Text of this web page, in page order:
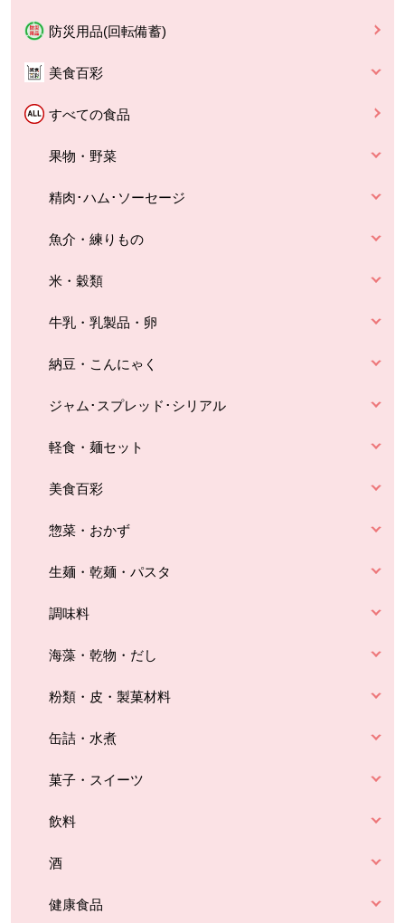
防災用品(回転備蓄)
美食百彩
すべての食品
果物・野菜
精肉･ハム･ソーセージ
魚介・練りもの
米・穀類
牛乳・乳製品・卵
納豆・こんにゃく
ジャム･スプレッド･シリアル
軽食・麺セット
美食百彩
惣菜・おかず
生麺・乾麺・パスタ
調味料
海藻・乾物・だし
粉類・皮・製菓材料
缶詰・水煮
菓子・スイーツ
飲料
酒
健康食品